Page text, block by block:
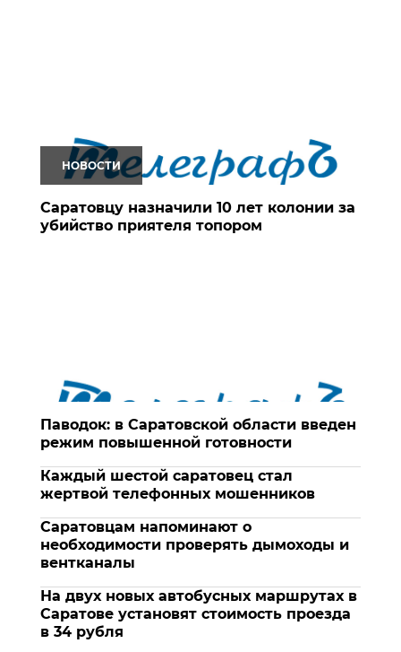
НОВОСТИ
Саратовцу назначили 10 лет колонии за
убийство приятеля топором
Паводок: в Саратовской области введен
режим повышенной готовности
Каждый шестой саратовец стал
жертвой телефонных мошенников
Саратовцам напоминают о
необходимости проверять дымоходы и
вентканалы
На двух новых автобусных маршрутах в
Саратове установят стоимость проезда
в 34 рубля